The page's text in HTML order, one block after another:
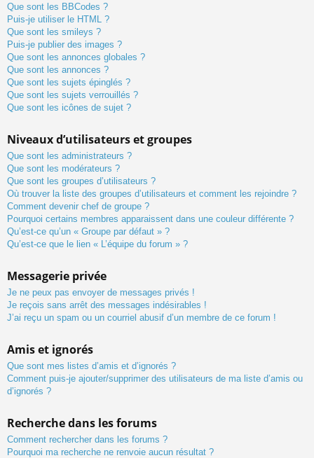
Que sont les BBCodes ?
Puis-je utiliser le HTML ?
Que sont les smileys ?
Puis-je publier des images ?
Que sont les annonces globales ?
Que sont les annonces ?
Que sont les sujets épinglés ?
Que sont les sujets verrouillés ?
Que sont les icônes de sujet ?
Niveaux d’utilisateurs et groupes
Que sont les administrateurs ?
Que sont les modérateurs ?
Que sont les groupes d’utilisateurs ?
Où trouver la liste des groupes d’utilisateurs et comment les rejoindre ?
Comment devenir chef de groupe ?
Pourquoi certains membres apparaissent dans une couleur différente ?
Qu’est-ce qu’un « Groupe par défaut » ?
Qu’est-ce que le lien « L’équipe du forum » ?
Messagerie privée
Je ne peux pas envoyer de messages privés !
Je reçois sans arrêt des messages indésirables !
J’ai reçu un spam ou un courriel abusif d’un membre de ce forum !
Amis et ignorés
Que sont mes listes d’amis et d’ignorés ?
Comment puis-je ajouter/supprimer des utilisateurs de ma liste d’amis ou
d’ignorés ?
Recherche dans les forums
Comment rechercher dans les forums ?
Pourquoi ma recherche ne renvoie aucun résultat ?